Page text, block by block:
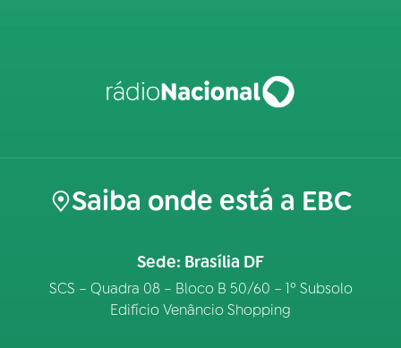
Saiba onde está a EBC
Sede: Brasília DF
SCS – Quadra 08 – Bloco B 50/60 – 1º Subsolo
Edifício Venâncio Shopping